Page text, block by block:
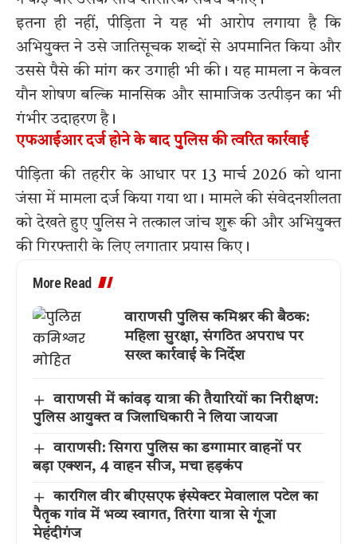
इतना ही नहीं, पीड़िता ने यह भी आरोप लगाया है कि
अभियुक्त ने उसे जातिसूचक शब्दों से अपमानित किया और
उससे पैसे की मांग कर उगाही भी की। यह मामला न केवल
यौन शोषण बल्कि मानसिक और सामाजिक उत्पीड़न का भी
गंभीर उदाहरण है।
एफआईआर दर्ज होने के बाद पुलिस की त्वरित कार्रवाई
पीड़िता की तहरीर के आधार पर 13 मार्च 2026 को थाना
जंसा में मामला दर्ज किया गया था। मामले की संवेदनशीलता
को देखते हुए पुलिस ने तत्काल जांच शुरू की और अभियुक्त
की गिरफ्तारी के लिए लगातार प्रयास किए।
More Read
वाराणसी पुलिस कमिश्नर की बैठक:
महिला सुरक्षा, संगठित अपराध पर
सख्त कार्रवाई के निर्देश
वाराणसी में कांवड़ यात्रा की तैयारियों का निरीक्षण:
पुलिस आयुक्त व जिलाधिकारी ने लिया जायजा
वाराणसी: सिगरा पुलिस का डग्गामार वाहनों पर
बड़ा एक्शन, 4 वाहन सीज, मचा हड़कंप
कारगिल वीर बीएसएफ इंस्पेक्टर मेवालाल पटेल का
पैतृक गांव में भव्य स्वागत, तिरंगा यात्रा से गूंजा
मेहंदीगंज